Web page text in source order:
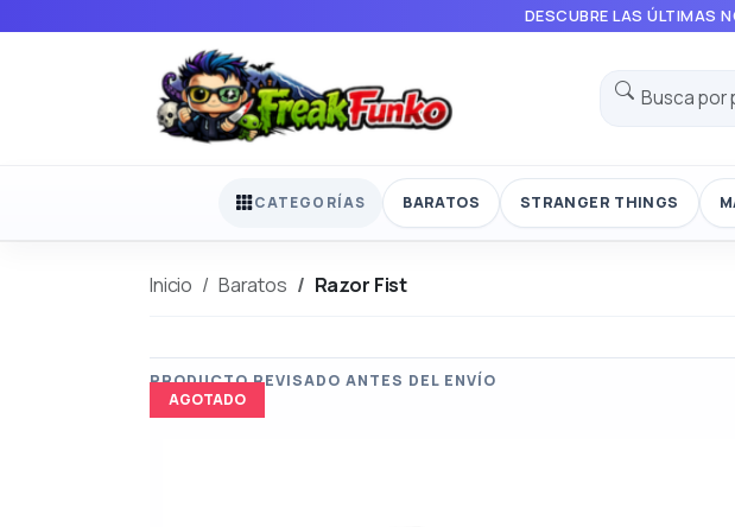
DESCUBRE LAS ÚLTIMAS
CATEGORÍAS BARATOS STRANGER THINGS
Inicio Baratos Razor Fist
AGOTADO